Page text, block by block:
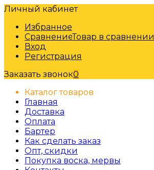
Личный кабинет
Избранное
СравнениеТовар в сравнении
Вход
Регистрация
Заказать звонок0
Каталог товаров
Главная
Доставка
Оплата
Бартер
Как сделать заказ
Опт, скидки
Покупка воска, мервы